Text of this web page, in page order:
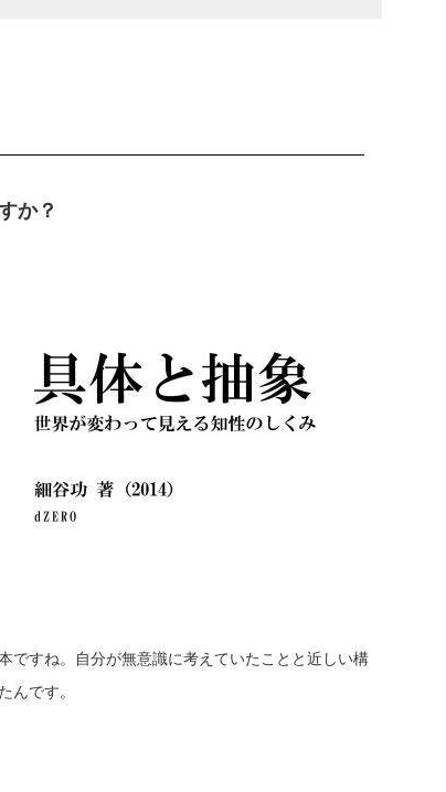
か？
ですね。自分が無意識に考えていたことと近しい構
んです。